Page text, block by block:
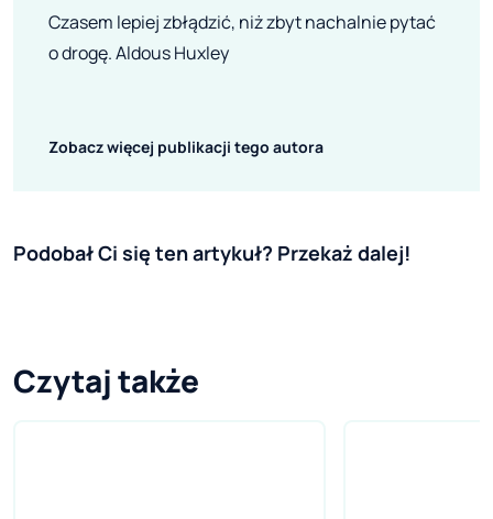
Czasem lepiej zbłądzić, niż zbyt nachalnie pytać
o drogę. Aldous Huxley
Zobacz więcej publikacji tego autora
Podobał Ci się ten artykuł? Przekaż dalej!
Czytaj także